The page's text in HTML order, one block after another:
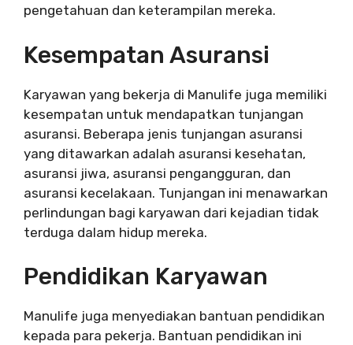
pengetahuan dan keterampilan mereka.
Kesempatan Asuransi
Karyawan yang bekerja di Manulife juga memiliki
kesempatan untuk mendapatkan tunjangan
asuransi. Beberapa jenis tunjangan asuransi
yang ditawarkan adalah asuransi kesehatan,
asuransi jiwa, asuransi pengangguran, dan
asuransi kecelakaan. Tunjangan ini menawarkan
perlindungan bagi karyawan dari kejadian tidak
terduga dalam hidup mereka.
Pendidikan Karyawan
Manulife juga menyediakan bantuan pendidikan
kepada para pekerja. Bantuan pendidikan ini